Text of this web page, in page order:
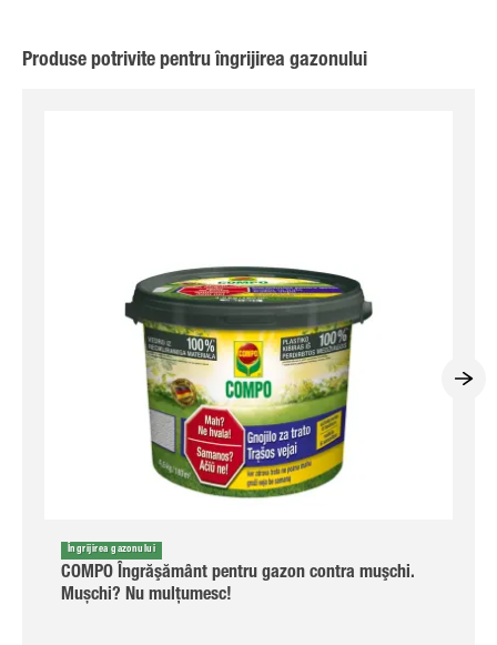
Produse potrivite pentru îngrijirea gazonului
Îngrijirea gazonului
COMPO Îngrăşământ pentru gazon contra muşchi.
Mușchi? Nu mulţumesc!